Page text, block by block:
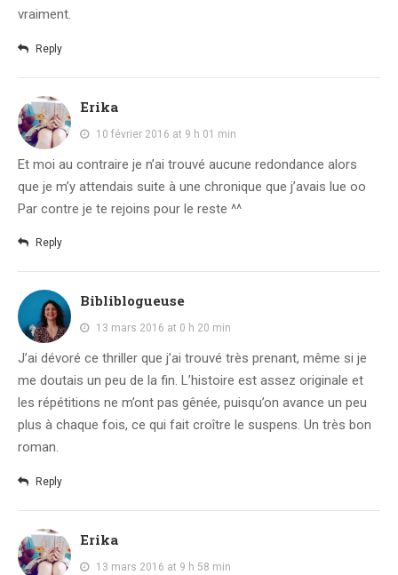
vraiment.
Reply
Erika
10 février 2016 at 9 h 01 min
Et moi au contraire je n’ai trouvé aucune redondance alors
que je m’y attendais suite à une chronique que j’avais lue oo
Par contre je te rejoins pour le reste ^^
Reply
Bibliblogueuse
13 mars 2016 at 0 h 20 min
J’ai dévoré ce thriller que j’ai trouvé très prenant, même si je
me doutais un peu de la fin. L’histoire est assez originale et
les répétitions ne m’ont pas gênée, puisqu’on avance un peu
plus à chaque fois, ce qui fait croître le suspens. Un très bon
roman.
Reply
Erika
13 mars 2016 at 9 h 58 min